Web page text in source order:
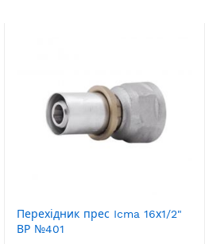
Перехідник прес Icma 16х1/2"
ВР №401